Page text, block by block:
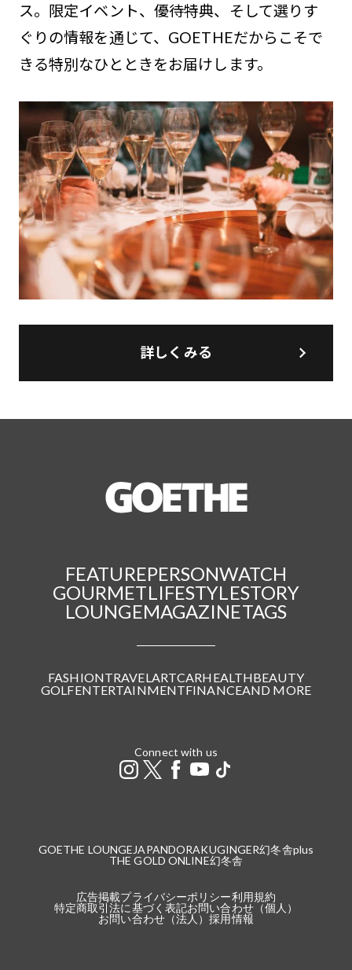
ス。限定イベント、優待特典、そして選りす
ぐりの情報を通じて、GOETHEだからこそで
きる特別なひとときをお届けします。
詳しくみる
FEATUREPERSONWATCH
GOURMETLIFESTYLESTORY
LOUNGEMAGAZINETAGS
FASHIONTRAVELARTCARHEALTHBEAUTY
GOLFENTERTAINMENTFINANCEAND MORE
Connect with us
GOETHE LOUNGE JAPANDORAKUGINGER幻冬舎plus
THE GOLD ONLINE幻冬舎
広告掲載プライバシーポリシー利用規約
特定商取引法に基づく表記お問い合わせ（個人）
お問い合わせ（法人）採用情報